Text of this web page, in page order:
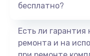
бесплатно?
Есть ли гарантия
ремонта и на